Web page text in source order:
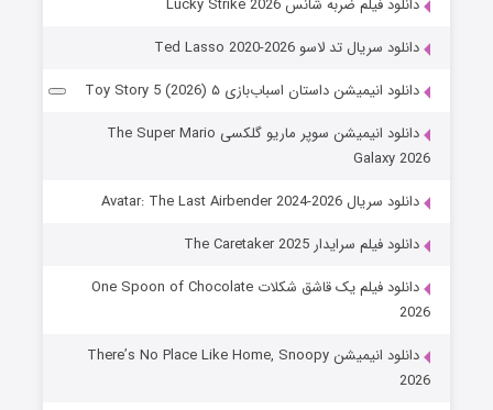
دانلود فیلم ضربه شانس Lucky Strike 2026
دانلود سریال تد لاسو Ted Lasso 2020-2026
دانلود انیمیشن داستان اسباب‌بازی ۵ Toy Story 5 (2026)
دانلود انیمیشن سوپر ماریو گلکسی The Super Mario
Galaxy 2026
دانلود سریال Avatar: The Last Airbender 2024-2026
دانلود فیلم سرایدار The Caretaker 2025
دانلود فیلم یک قاشق شکلات One Spoon of Chocolate
2026
دانلود انیمیشن There’s No Place Like Home, Snoopy
2026